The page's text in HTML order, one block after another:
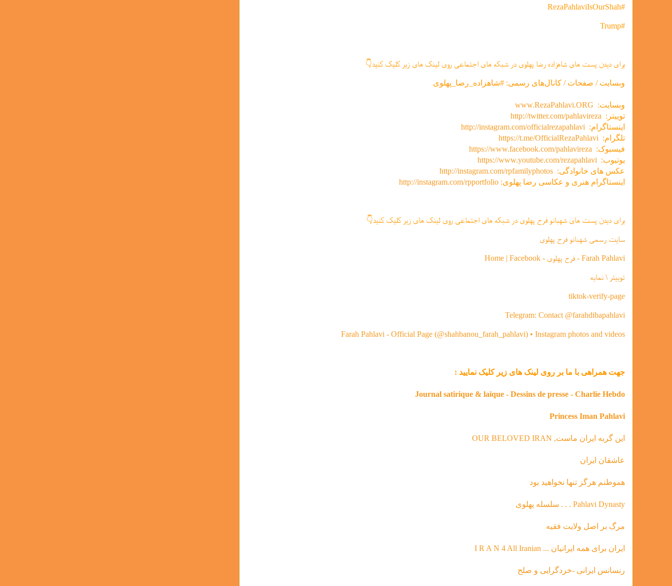
#RezaPahlaviIsOurShah
#Trump
برای دیدن پست های شاهزاده رضا پهلوی در شبکه های اجتماعی روی لینک های زیر کلیک کنید👇
وبسایت / صفحات / کانال‌های رسمی: #شاهزاده_رضا_پهلوی
وبسایت: www.RezaPahlavi.ORG
توییتر: http://twitter.com/pahlavireza
اینستاگرام: http://instagram.com/officialrezapahlavi
تلگرام: https://t.me/OfficialRezaPahlavi
فیسبوک: https://www.facebook.com/pahlavireza
یوتیوب: https://www.youtube.com/rezapahlavi
عکس های خانوادگی: http://instagram.com/rpfamilyphotos
اینستاگرام هنری و عکاسی رضا پهلوی: http://instagram.com/rpportfolio
برای دیدن پست های شهبانو فرح پهلوی در شبکه های اجتماعی روی لینک های زیر کلیک کنید👇
سایت رسمی شهبانو فرح پهلوی
Farah Pahlavi - فرح پهلوی - Home | Facebook
توییتر \ نمایه
tiktok-verify-page
Telegram: Contact @farahdibapahlavi
Farah Pahlavi - Official Page (@shahbanou_farah_pahlavi) • Instagram photos and videos
جهت همراهی با ما بر روی لینک های زیر کلیک نمایید :
Journal satirique & laïque - Dessins de presse - Charlie Hebdo
Princess Iman Pahlavi
این گربه ایران ماست, OUR BELOVED IRAN
عاشقان ایران
هموطنم هرگز تنها نخواهید بود
Pahlavi Dynasty . . . سلسله‌ پهلوی
مرگ بر اصل ولایت فقیه
ایران برای همه ایرانیان ... I R A N 4 All Iranian
رنسانس ایرانی -خردگرایی و صلح